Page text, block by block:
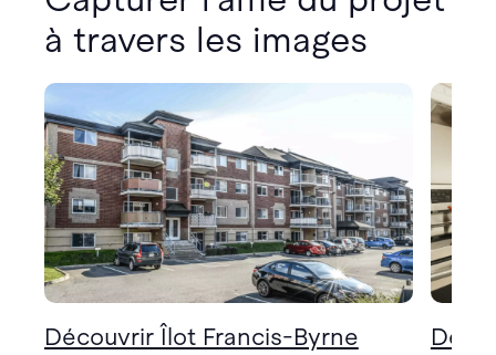
à travers les images
Découvrir Îlot Francis-Byrne